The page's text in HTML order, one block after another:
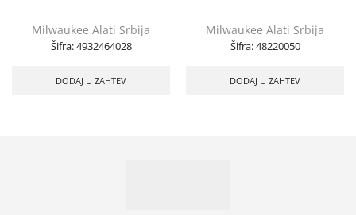
Milwaukee Alati Srbija
Šifra:4932464028
DODAJ U ZAHTEV
Milwaukee Alati Srbija
Šifra:48220050
DODAJ U ZAHTEV